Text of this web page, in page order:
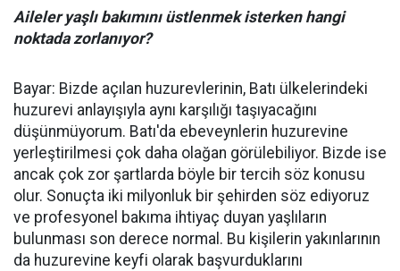
Aileler yaşlı bakımını üstlenmek isterken hangi
noktada zorlanıyor?
Bayar: Bizde açılan huzurevlerinin, Batı ülkelerindeki
huzurevi anlayışıyla aynı karşılığı taşıyacağını
düşünmüyorum. Batı'da ebeveynlerin huzurevine
yerleştirilmesi çok daha olağan görülebiliyor. Bizde ise
ancak çok zor şartlarda böyle bir tercih söz konusu
olur. Sonuçta iki milyonluk bir şehirden söz ediyoruz
ve profesyonel bakıma ihtiyaç duyan yaşlıların
bulunması son derece normal. Bu kişilerin yakınlarının
da huzurevine keyfi olarak başvurduklarını